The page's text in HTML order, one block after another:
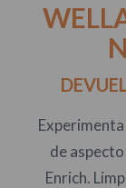
de
Enrich.